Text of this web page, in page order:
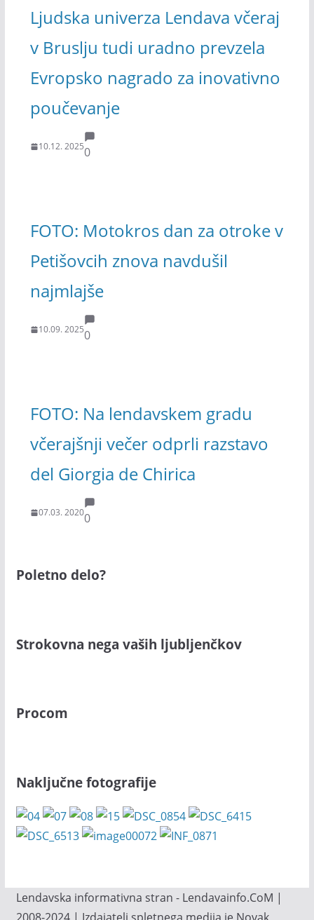
Ljudska univerza Lendava včeraj
v Bruslju tudi uradno prevzela
Evropsko nagrado za inovativno
poučevanje
10.12. 20250
FOTO: Motokros dan za otroke v
Petišovcih znova navdušil
najmlajše
10.09. 20250
FOTO: Na lendavskem gradu
včerajšnji večer odprli razstavo
del Giorgia de Chirica
07.03. 20200
Poletno delo?
Strokovna nega vaših ljubljenčkov
Procom
Naključne fotografije
Lendavska informativna stran - Lendavainfo.CoM |